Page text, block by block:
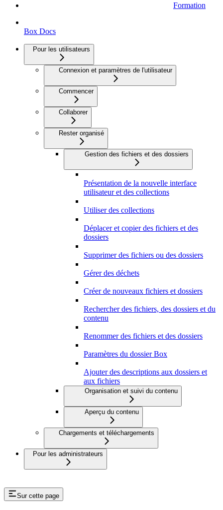
Formation
Box Docs
Pour les utilisateurs
Connexion et paramètres de l'utilisateur
Commencer
Collaborer
Rester organisé
Gestion des fichiers et des dossiers
Présentation de la nouvelle interface
utilisateur et des collections
Utiliser des collections
Déplacer et copier des fichiers et des
dossiers
Supprimer des fichiers ou des dossiers
Gérer des déchets
Créer de nouveaux fichiers et dossiers
Rechercher des fichiers, des dossiers et du
contenu
Renommer des fichiers et des dossiers
Paramètres du dossier Box
Ajouter des descriptions aux dossiers et
aux fichiers
Organisation et suivi du contenu
Aperçu du contenu
Chargements et téléchargements
Pour les administrateurs
Sur cette page